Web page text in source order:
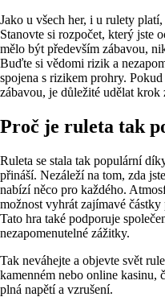
Jako u všech her, i u rulety
Stanovte si rozpočet, který jste
mělo být především zábavou,
Buďte si vědomi rizik a
spojena s rizikem prohry.
zábavou, je důležité udělat
Proč je ruleta tak
Ruleta se stala tak populární
přináší. Nezáleží na tom, zda
nabízí něco pro každého.
možnost vyhrát zajímavé částky
Tato hra také podporuje
nezapomenutelné zážitky.
Tak neváhejte a objevte svět
kamenném nebo online kasinu,
plná napětí a vzrušení.